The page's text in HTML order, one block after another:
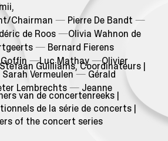
Chairman — Pierre De Bandt —
de Roos —Olivia Wahnon de
— Bernard Fierens
Goffin—Luc Mathay—Olivier
Sarah Vermeulen— Gérald
Lembrechts — Jeanne
Stefaan Guilliams, Coordinateurs |
van de concertenreeks |
de la série de concerts |
of the concert series